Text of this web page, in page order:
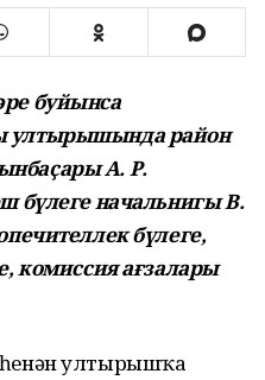
буйынса
ултырышында район
А. Р.
бүлеге начальнигы В.
бүлеге,
комиссия ағзалары
ултырышҡа